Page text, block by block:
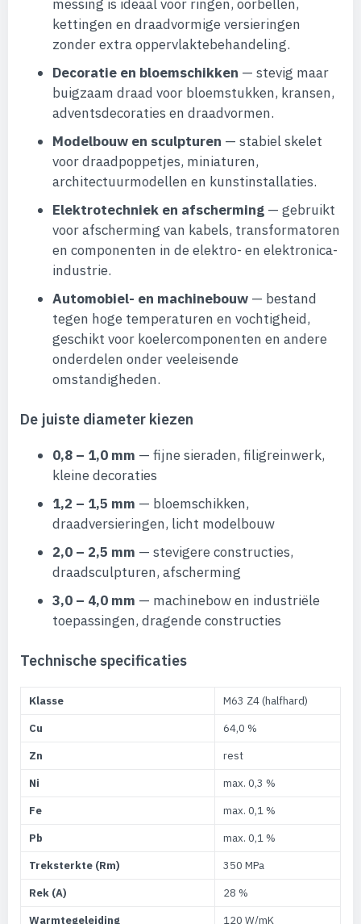
messing is ideaal voor ringen, oorbellen,
kettingen en draadvormige versieringen
zonder extra oppervlaktebehandeling.
Decoratie en bloemschikken — stevig maar
buigzaam draad voor bloemstukken, kransen,
adventsdecoraties en draadvormen.
Modelbouw en sculpturen — stabiel skelet
voor draadpoppetjes, miniaturen,
architectuurmodellen en kunstinstallaties.
Elektrotechniek en afscherming — gebruikt
voor afscherming van kabels, transformatoren
en componenten in de elektro- en elektronica-
industrie.
Automobiel- en machinebouw — bestand
tegen hoge temperaturen en vochtigheid,
geschikt voor koelercomponenten en andere
onderdelen onder veeleisende
omstandigheden.
De juiste diameter kiezen
0,8 – 1,0 mm — fijne sieraden, filigreinwerk,
kleine decoraties
1,2 – 1,5 mm — bloemschikken,
draadversieringen, licht modelbouw
2,0 – 2,5 mm — stevigere constructies,
draadsculpturen, afscherming
3,0 – 4,0 mm — machinebow en industriële
toepassingen, dragende constructies
Technische specificaties
Klasse
M63 Z4 (halfhard)
Cu
64,0 %
Zn
rest
Ni
max. 0,3 %
Fe
max. 0,1 %
Pb
max. 0,1 %
Treksterkte (Rm)
350 MPa
Rek (A)
28 %
Warmtegeleiding
120 W/mK